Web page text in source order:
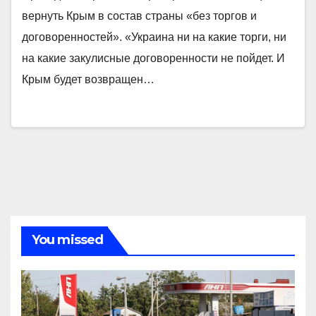
вернуть Крым в состав страны «без торгов и
договоренностей». «Украина ни на какие торги, ни
на какие закулисные договоренности не пойдет. И
Крым будет возвращен…
You missed